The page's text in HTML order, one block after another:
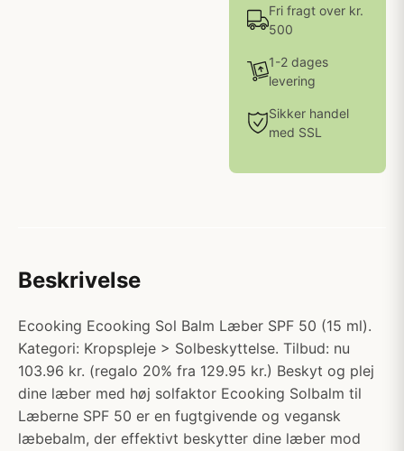
Fri fragt over kr.
500
1-2 dages
levering
Sikker handel
med SSL
Beskrivelse
Ecooking Ecooking Sol Balm Læber SPF 50 (15 ml).
Kategori: Kropspleje > Solbeskyttelse. Tilbud: nu
103.96 kr. (regalo 20% fra 129.95 kr.) Beskyt og plej
dine læber med høj solfaktor Ecooking Solbalm til
Læberne SPF 50 er en fugtgivende og vegansk
læbebalm, der effektivt beskytter dine læber mod